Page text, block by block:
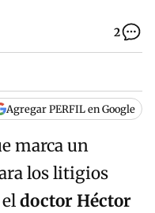
2
Agregar PERFIL en Google
marca un
los litigios
doctor Héctor